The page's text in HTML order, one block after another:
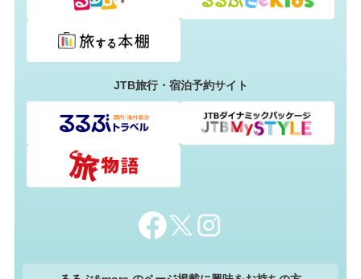
JTB旅行・宿泊予約サイト